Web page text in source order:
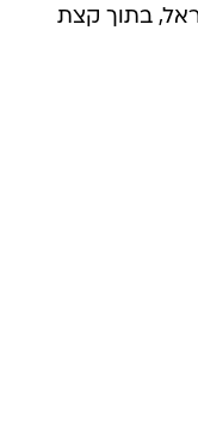
בתוך קצת